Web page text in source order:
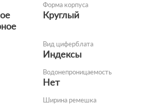
Форма корпуса
Круглый
Вид циферблата
Индексы
Водонепроницаемость
Нет
Ширина ремешка